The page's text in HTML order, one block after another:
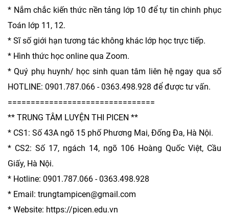
* Nắm chắc kiến thức nền tảng lớp 10 để tự tin chinh phục
Toán lớp 11, 12.
* Sĩ số giới hạn tương tác không khác lớp học trực tiếp.
* Hình thức học online qua Zoom.
* Quý phụ huynh/ học sinh quan tâm liên hệ ngay qua số
HOTLINE: 0901.787.066 - 0363.498.928 để được tư vấn.
================================
** TRUNG TÂM LUYỆN THI PICEN **
* CS1: Số 43A ngõ 15 phố Phương Mai, Đống Đa, Hà Nội.
* CS2: Số 17, ngách 14, ngõ 106 Hoàng Quốc Việt, Cầu
Giấy, Hà Nội.
* Hotline: 0901.787.066 - 0363.498.928
* Email: trungtampicen@gmail.com
* Website: https://picen.edu.vn